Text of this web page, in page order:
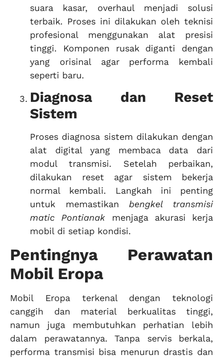
suara kasar, overhaul menjadi solusi
terbaik. Proses ini dilakukan oleh teknisi
profesional menggunakan alat presisi
tinggi. Komponen rusak diganti dengan
yang orisinal agar performa kembali
seperti baru.
Diagnosa dan Reset
Sistem
Proses diagnosa sistem dilakukan dengan
alat digital yang membaca data dari
modul transmisi. Setelah perbaikan,
dilakukan reset agar sistem bekerja
normal kembali. Langkah ini penting
untuk memastikan bengkel transmisi
matic Pontianak menjaga akurasi kerja
mobil di setiap kondisi.
Pentingnya Perawatan
Mobil Eropa
Mobil Eropa terkenal dengan teknologi
canggih dan material berkualitas tinggi,
namun juga membutuhkan perhatian lebih
dalam perawatannya. Tanpa servis berkala,
performa transmisi bisa menurun drastis dan